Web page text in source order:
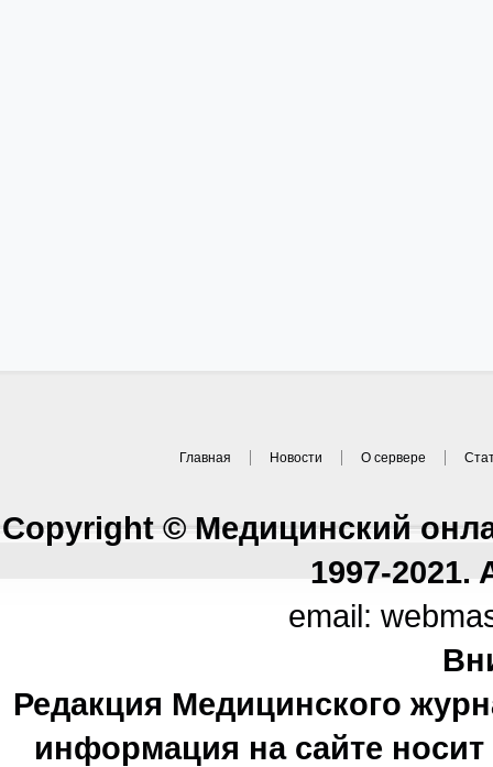
Главная Новости О сервере
Copyright © Медицинский
1997-2021.
email:
Редакция Медицинского
информация на сайте